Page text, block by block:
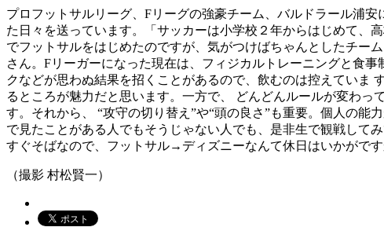
プロフットサルリーグ、Fリーグの強豪チーム、バルドラール浦
た日々を送っています。「サッカーは小学校２年からはじめて、
でフットサルをはじめたのですが、気がつけばちゃんとしたチー
さん。Fリーガーになった現在は、フィジカルトレーニングと食
クなどが思わぬ結果を招くことがあるので、飲むのは控えていま
るところが魅力だと思います。一方で、 どんどんルールが変わ
す。それから、 “攻守の切り替え”や“頭の良さ”も重要。個人の
で見たことがある人でもそうじゃない人でも、是非生で観戦して
すぐそばなので、フットサル→ディズニーなんて休日はいかがです
（撮影 村松賢一）